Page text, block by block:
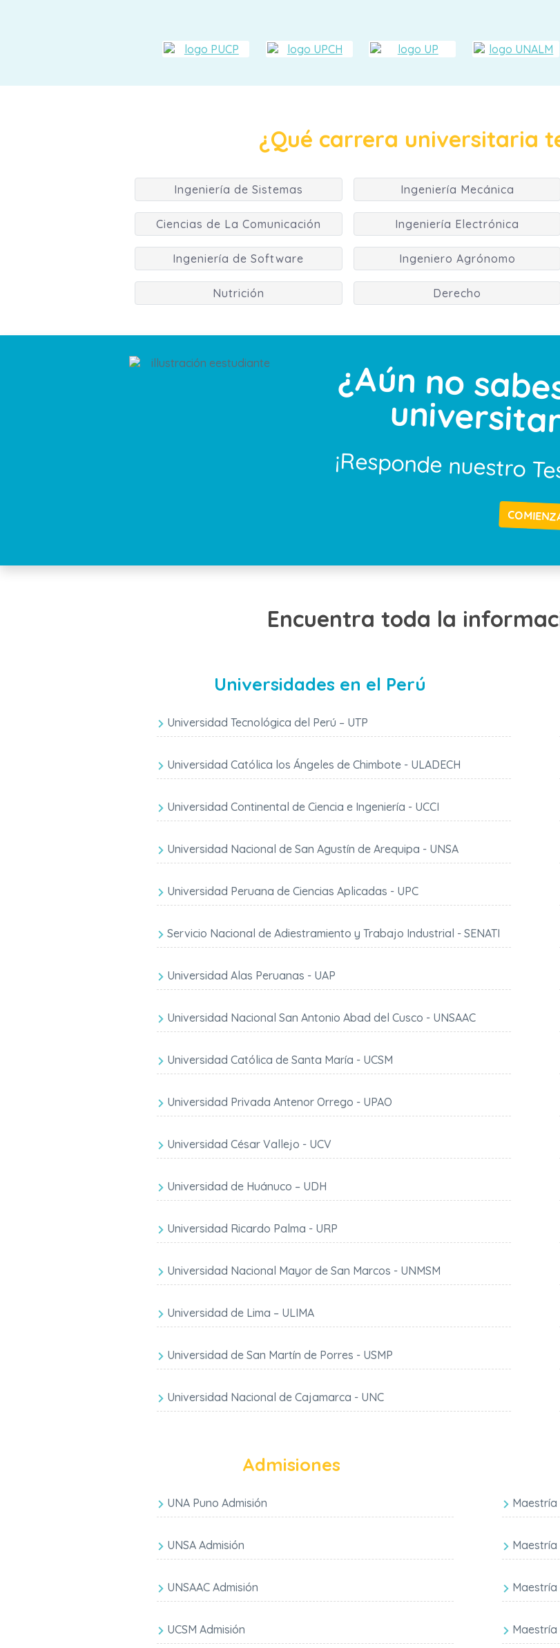
¿Qué carrera universitaria
Ingeniería de Sistemas Ingeniería Mecánica
Ciencias de La Comunicación Ingeniería Electrónica
Ingeniería de Software Ingeniero Agrónomo
Nutrición Derecho
¿Aún no
¡Responde nuestro
Encuentra toda la
Universidades en el Perú
Universidad Tecnológica del Perú – UTP
Universidad Católica los Ángeles de Chimbote - ULADECH
Universidad Continental de Ciencia e Ingeniería - UCCI
Universidad Nacional de San Agustín de Arequipa - UNSA
Universidad Peruana de Ciencias Aplicadas - UPC
Servicio Nacional de Adiestramiento y Trabajo Industrial - SENATI
Universidad Alas Peruanas - UAP
Universidad Nacional San Antonio Abad del Cusco - UNSAAC
Universidad Católica de Santa María - UCSM
Universidad Privada Antenor Orrego - UPAO
Universidad César Vallejo - UCV
Universidad de Huánuco – UDH
Universidad Ricardo Palma - URP
Universidad Nacional Mayor de San Marcos - UNMSM
Universidad de Lima – ULIMA
Universidad de San Martín de Porres - USMP
Universidad Nacional de Cajamarca - UNC
Admisiones
UNA Puno Admisión
UNSA Admisión
UNSAAC Admisión
UCSM Admisión
Maestría
Maestría
Maestría
Maestría